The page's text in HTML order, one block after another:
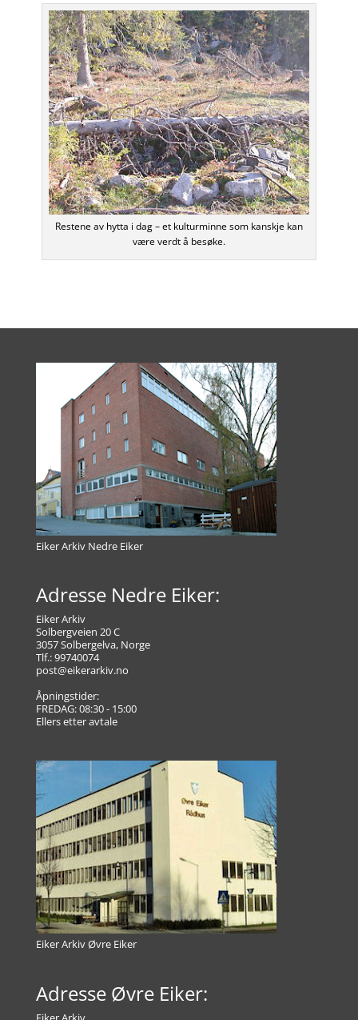
Restene av hytta i dag – et kulturminne som kanskje kan
være verdt å besøke.
Eiker Arkiv Nedre Eiker
Adresse Nedre Eiker:
Eiker Arkiv
Solbergveien 20 C
3057 Solbergelva, Norge
Tlf.: 99740074
post@eikerarkiv.no
Åpningstider:
FREDAG: 08:30 - 15:00
Ellers etter avtale
Eiker Arkiv Øvre Eiker
Adresse Øvre Eiker: